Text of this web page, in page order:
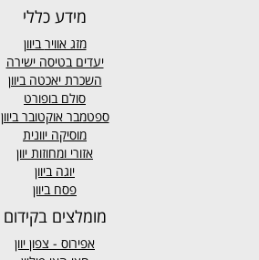
מידע כללי
מזג אווירביוון
יעדים בטיסה ישירה
השכרת יאכטה ביוון
סולם בופורט
ספטמבר אוקטובר ביוון
מוסיקה יוונית
אזורי ומחוזות יוון
יוגה ביוון
פסח ביוון
מומלצים בקידום
אפירוס - צפון יוון